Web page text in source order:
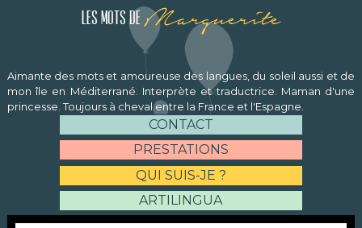
Les mots de Marguerite
Aimante des mots et amoureuse des langues, du soleil aussi et de
mon île en Méditerrané. Interprète et traductrice. Maman d'une
princesse. Toujours à cheval entre la France et l'Espagne.
CONTACT
PRESTATIONS
QUI SUIS-JE ?
ARTILINGUA